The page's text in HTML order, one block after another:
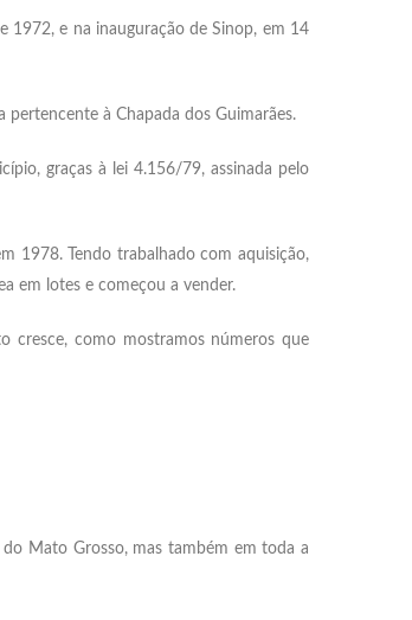
1972, e na inauguração de Sinop, em 14
à Chapada dos Guimarães.
graças à lei 4.156/79, assinada pelo
1978. Tendo trabalhado com aquisição,
em lotes e começou a vender.
cresce, como mostramos números que
Mato Grosso, mas também em toda a